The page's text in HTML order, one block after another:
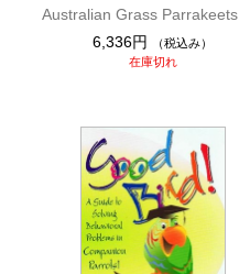
Australian Grass Parrakeets
6,336円
（税込み）
在庫切れ